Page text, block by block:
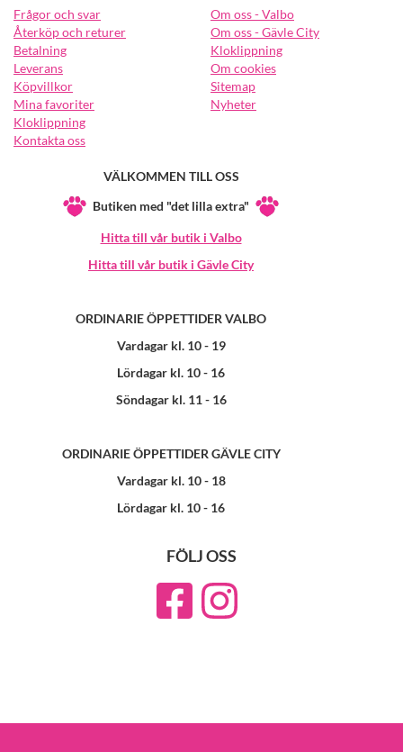
Frågor och svar
Återköp och returer
Betalning
Leverans
Köpvillkor
Mina favoriter
Kloklippning
Kontakta oss
Om oss - Valbo
Om oss - Gävle City
Kloklippning
Om cookies
Sitemap
Nyheter
VÄLKOMMEN TILL OSS
Butiken med "det lilla extra"
Hitta till vår butik i Valbo
Hitta till vår butik i Gävle City
ORDINARIE ÖPPETTIDER VALBO
Vardagar kl. 10 - 19
Lördagar kl. 10 - 16
Söndagar kl. 11 - 16
ORDINARIE ÖPPETTIDER GÄVLE CITY
Vardagar kl. 10 - 18
Lördagar kl. 10 - 16
FÖLJ OSS